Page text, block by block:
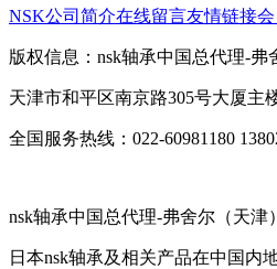
NSK公司简介在线留言友情链接
版权信息：nsk轴承中国总代理-弗
天津市和平区南京路305号大厦主
全国服务热线：022-60981180
nsk轴承中国总代理-弗舍尔（天
日本nsk轴承及相关产品在中国内